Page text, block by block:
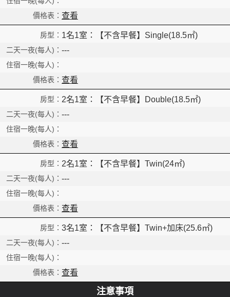
查看
1名1室：【不含早餐】Single(18.5㎡)
---
查看
2名1室：【不含早餐】Double(18.5㎡)
---
查看
2名1室：【不含早餐】Twin(24㎡)
---
查看
3名1室：【不含早餐】Twin+加床(25.6㎡)
---
查看
注意事項